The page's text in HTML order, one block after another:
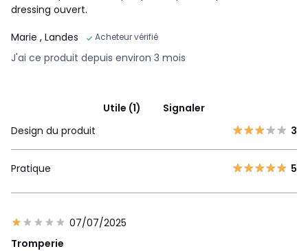
dressing ouvert.
Marie , Landes Acheteur vérifié
J'ai ce produit depuis environ 3 mois
Utile (1)
Signaler
Design du produit
3
Pratique 5
07/07/2025
Tromperie